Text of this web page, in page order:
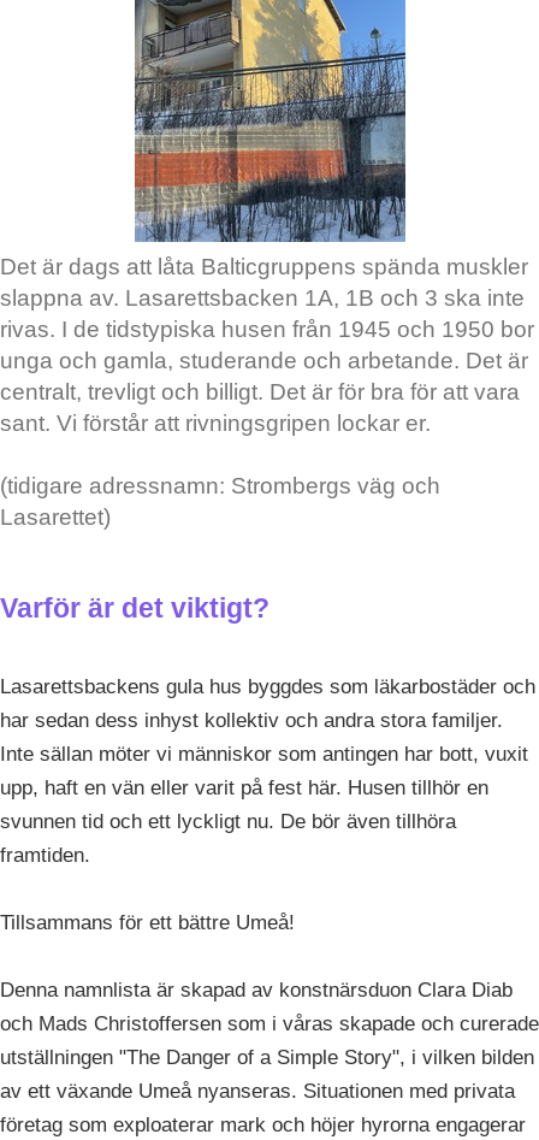
Det är dags att låta Balticgruppens spända muskler
slappna av. Lasarettsbacken 1A, 1B och 3 ska inte
rivas. I de tidstypiska husen från 1945 och 1950 bor
unga och gamla, studerande och arbetande. Det är
centralt, trevligt och billigt. Det är för bra för att vara
sant. Vi förstår att rivningsgripen lockar er.
(tidigare adressnamn: Strombergs väg och
Lasarettet)
Varför är det viktigt?
Lasarettsbackens gula hus byggdes som läkarbostäder och
har sedan dess inhyst kollektiv och andra stora familjer.
Inte sällan möter vi människor som antingen har bott, vuxit
upp, haft en vän eller varit på fest här. Husen tillhör en
svunnen tid och ett lyckligt nu. De bör även tillhöra
framtiden.
Tillsammans för ett bättre Umeå!
Denna namnlista är skapad av konstnärsduon Clara Diab
och Mads Christoffersen som i våras skapade och curerade
utställningen "The Danger of a Simple Story", i vilken bilden
av ett växande Umeå nyanseras. Situationen med privata
företag som exploaterar mark och höjer hyrorna engagerar